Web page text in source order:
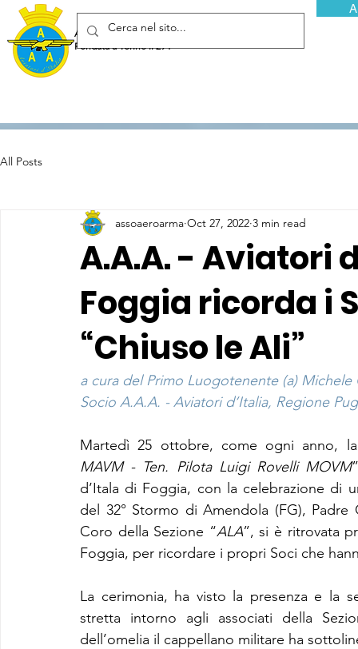
Associazione Arma Aeronautica - Aviatori d'Italia ETS
Fondata a Torino il 29 febbraio 1952
All Posts
A.A.A. - Aviatori
Foggia ricorda i
“Chiuso le Ali”
assoaeroarma Oct 27, 2022 3 min read
a cura del Primo Luogotenente (a) Michele
Socio A.A.A. - Aviatori d’Italia, Regione
Martedì 25 ottobre, come ogni anno,
MAVM - Ten. Pilota Luigi Rovelli MOVM
d’Itala di Foggia, con la celebrazione di
del 32° Stormo di Amendola (FG),
Coro della Sezione “ALA”, si è ritrovata
Foggia, per ricordare i propri Soci che
La cerimonia, ha visto la presenza e la
stretta intorno agli associati della
dell’omelia il cappellano militare ha